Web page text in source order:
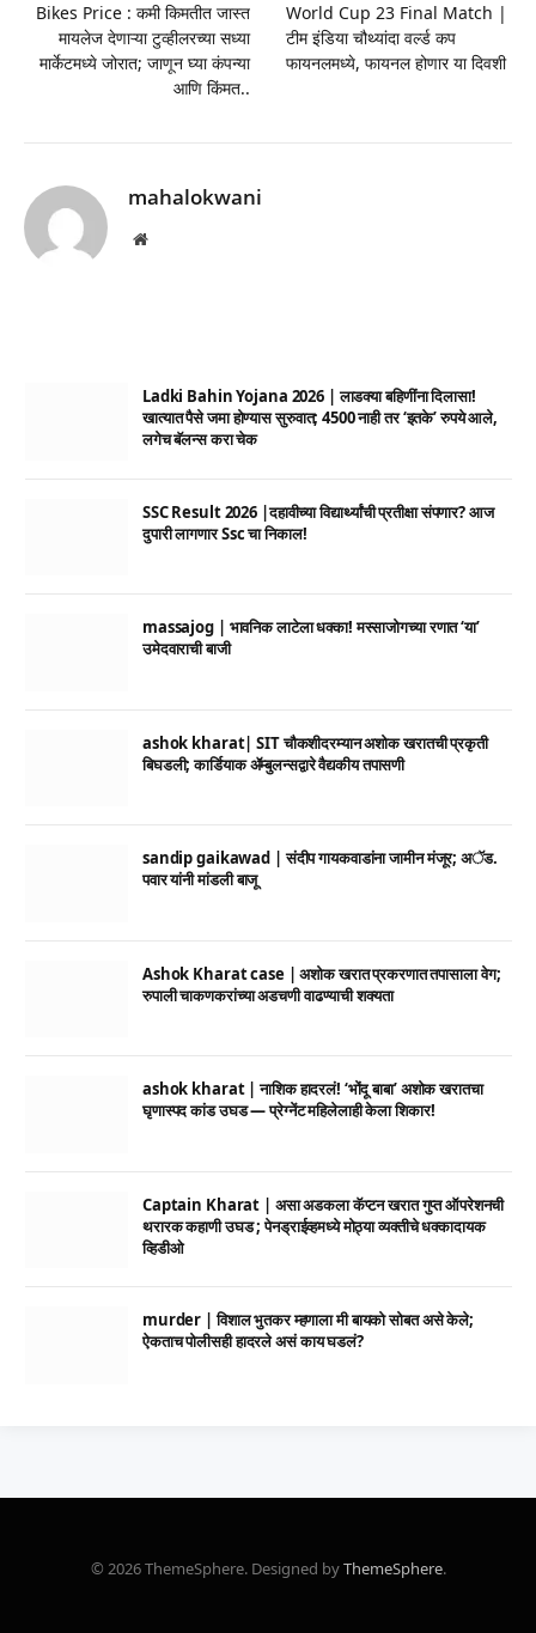
Bikes Price : कमी किमतीत जास्त
मायलेज देणाऱ्या टुव्हीलरच्या सध्या
मार्केटमध्ये जोरात; जाणून घ्या कंपन्या
आणि किंमत..
World Cup 23 Final Match |
टीम इंडिया चौथ्यांदा वर्ल्ड कप
फायनलमध्ये, फायनल होणार या दिवशी
mahalokwani
Website
Ladki Bahin Yojana 2026 | लाडक्या बहिणींना दिलासा!
खात्यात पैसे जमा होण्यास सुरुवात; 4500 नाही तर ‘इतके’ रुपये आले,
लगेच बॅलन्स करा चेक
SSC Result 2026 |दहावीच्या विद्यार्थ्यांची प्रतीक्षा संपणार? आज
दुपारी लागणार Ssc चा निकाल!
massajog | भावनिक लाटेला धक्का! मस्साजोगच्या रणात ‘या’
उमेदवाराची बाजी
ashok kharat| SIT चौकशीदरम्यान अशोक खरातची प्रकृती
बिघडली; कार्डियाक ॲम्बुलन्सद्वारे वैद्यकीय तपासणी
sandip gaikawad | संदीप गायकवाडांना जामीन मंजूर; अॅड.
पवार यांनी मांडली बाजू
Ashok Kharat case | अशोक खरात प्रकरणात तपासाला वेग;
रुपाली चाकणकरांच्या अडचणी वाढण्याची शक्यता
ashok kharat | नाशिक हादरलं! ‘भोंदू बाबा’ अशोक खरातचा
घृणास्पद कांड उघड — प्रेग्नेंट महिलेलाही केला शिकार!
Captain Kharat | असा अडकला कॅप्टन खरात गुप्त ऑपरेशनची
थरारक कहाणी उघड ; पेनड्राईव्हमध्ये मोठ्या व्यक्तीचे धक्कादायक
व्हिडीओ
murder | विशाल भुतकर म्हणाला मी बायको सोबत असे केले;
ऐकताच पोलीसही हादरले असं काय घडलं?
© 2026 ThemeSphere. Designed byThemeSphere.